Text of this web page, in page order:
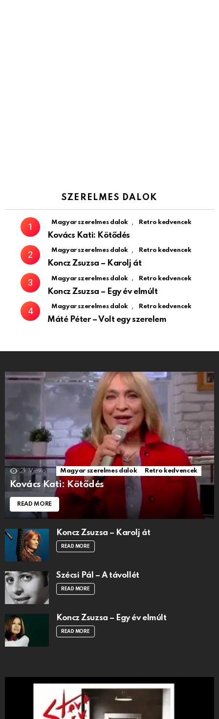
SZERELMES DALOK
Magyar szerelmes dalok , Retro kedvencek
Kovács Kati: Kötődés
Magyar szerelmes dalok , Retro kedvencek
Koncz Zsuzsa – Karolj át
Magyar szerelmes dalok , Retro kedvencek
Koncz Zsuzsa – Egy év elmúlt
Magyar szerelmes dalok , Retro kedvencek
Máté Péter – Volt egy szerelem
2k Views Magyar szerelmes dalok Retro kedvencek
Kovács Kati: Kötődés
READ MORE
Koncz Zsuzsa – Karolj át
READ MORE
Szécsi Pál – A távollét
READ MORE
Koncz Zsuzsa – Egy év elmúlt
READ MORE